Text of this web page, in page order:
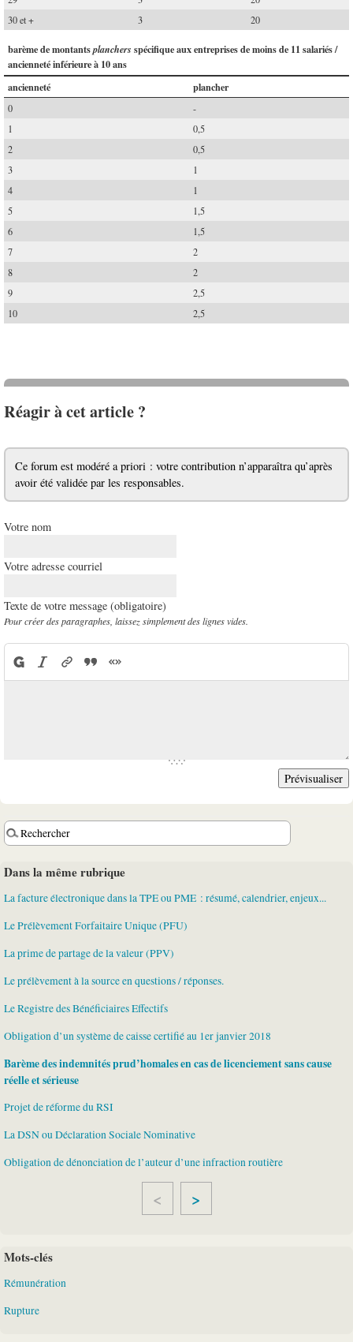
30 et +
3 20
barème de montantsplanchers spécifique aux entreprises de moins de 11 salariés /
ancienneté inférieure à 10 ans
ancienneté
plancher
0
-
1
0,5
2
0,5
3
1
4
1
5
1,5
6
1,5
7
2
8
2
9
2,5
10
2,5
Réagir à cet article ?
Ce forum est modéré a priori : votre contribution n’apparaîtra qu’après
avoir été validée par les responsables.
Votre nom
Votre adresse courriel
Texte de votre message (obligatoire)
Pour créer des paragraphes, laissez simplement des lignes vides.
Dans la même rubrique
La facture électronique dans la TPE ou PME : résumé, calendrier, enjeux...
Le Prélèvement Forfaitaire Unique (PFU)
La prime de partage de la valeur (PPV)
Le prélèvement à la source en questions / réponses.
Le Registre des Bénéficiaires Effectifs
Obligation d’un système de caisse certifié au 1er janvier 2018
Barème des indemnités prud’homales en cas de licenciement sans cause
réelle et sérieuse
Projet de réforme du RSI
La DSN ou Déclaration Sociale Nominative
Obligation de dénonciation de l’auteur d’une infraction routière
>
Mots-clés
Rémunération
Rupture